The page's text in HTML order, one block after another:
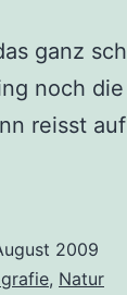
ganz
noch
reisst
2009
, Natur